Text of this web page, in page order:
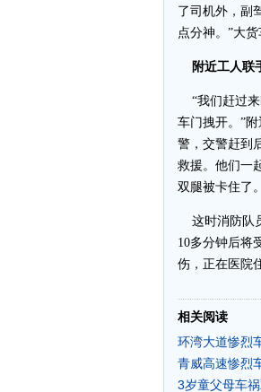
了司机外，副
点分神。”大货
附近工人联
“我们赶过来
车门拽开。”
警，交警赶到
救援。他们一
双腿被卡住了。
这时消防队
10多分钟后将
伤，正在医院
相关阅读
环湾大道惨烈
青威高速惨烈
3岁童父母车